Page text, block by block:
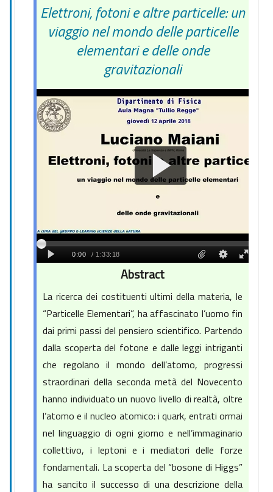
Elettroni, fotoni e altre particelle: un
viaggio nel mondo delle particelle
elementari e delle onde
gravitazionali
Abstract
La ricerca dei costituenti ultimi della materia, le
“Particelle Elementari”, ha affascinato l’uomo fin
dai primi passi del pensiero scientifico. Partendo
dalla scoperta del fotone e dalle leggi intriganti
che regolano il mondo dell’atomo, progressi
straordinari della seconda metà del Novecento
hanno individuato un nuovo livello di realtà, oltre
l’atomo e il nucleo atomico: i quark, entrati ormai
nel linguaggio di ogni giorno e nell’immaginario
collettivo, i leptoni e i mediatori delle forze
fondamentali. La scoperta del “bosone di Higgs”
ha sancito il successo di una descrizione della